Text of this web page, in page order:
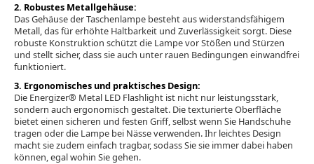
2. Robustes Metallgehäuse:
Das Gehäuse der Taschenlampe besteht aus widerstandsfähigem
Metall, das für erhöhte Haltbarkeit und Zuverlässigkeit sorgt. Diese
robuste Konstruktion schützt die Lampe vor Stößen und Stürzen
und stellt sicher, dass sie auch unter rauen Bedingungen einwandfrei
funktioniert.
3. Ergonomisches und praktisches Design:
Die Energizer® Metal LED Flashlight ist nicht nur leistungsstark,
sondern auch ergonomisch gestaltet. Die texturierte Oberfläche
bietet einen sicheren und festen Griff, selbst wenn Sie Handschuhe
tragen oder die Lampe bei Nässe verwenden. Ihr leichtes Design
macht sie zudem einfach tragbar, sodass Sie sie immer dabei haben
können, egal wohin Sie gehen.